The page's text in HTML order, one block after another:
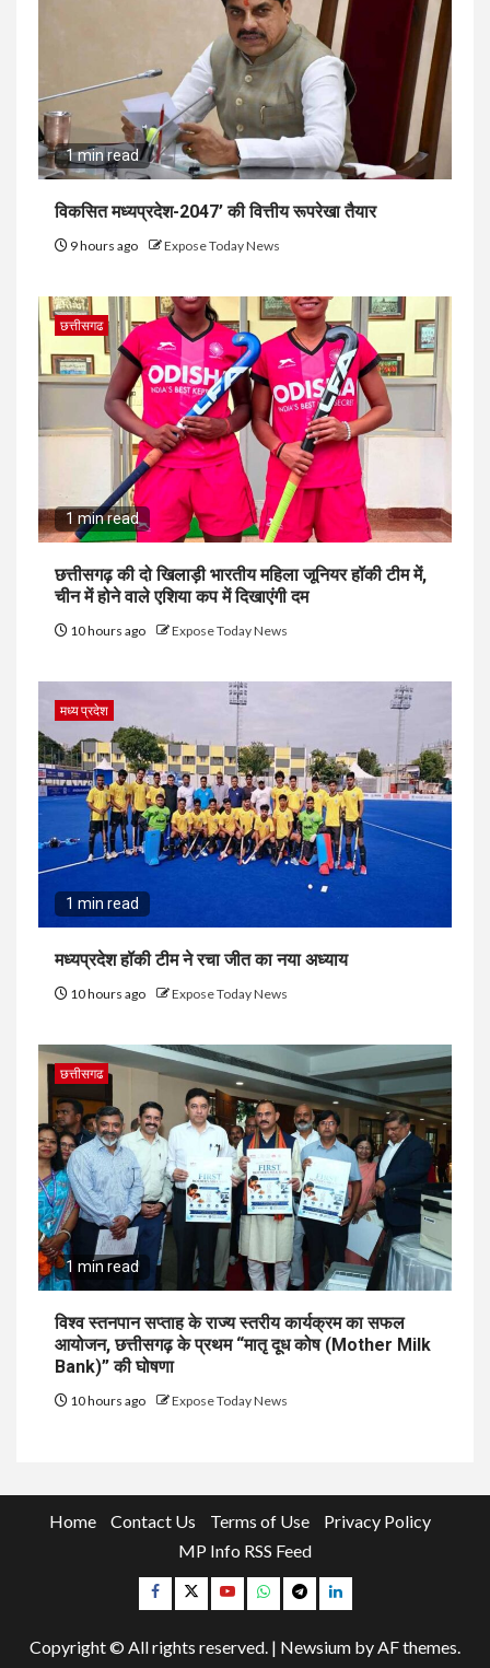
1 min read
विकसित मध्यप्रदेश-2047’ की वित्तीय रूपरेखा तैयार
9 hours ago Expose Today News
छत्तीसगढ
1 min read
छत्तीसगढ़ की दो खिलाड़ी भारतीय महिला जूनियर हॉकी टीम में,
चीन में होने वाले एशिया कप में दिखाएंगी दम
10 hours ago Expose Today News
मध्य प्रदेश
1 min read
मध्यप्रदेश हॉकी टीम ने रचा जीत का नया अध्याय
10 hours ago Expose Today News
छत्तीसगढ
1 min read
विश्व स्तनपान सप्ताह के राज्य स्तरीय कार्यक्रम का सफल
आयोजन, छत्तीसगढ़ के प्रथम “मातृ दूध कोष (Mother Milk
Bank)” की घोषणा
10 hours ago Expose Today News
Home Contact Us Terms of Use
Privacy Policy
MP Info RSS Feed
Facebook
TwitterYouTubeWhatsapp
TelegramLinkedin
Copyright © All rights reserved. | Newsium by AF themes.